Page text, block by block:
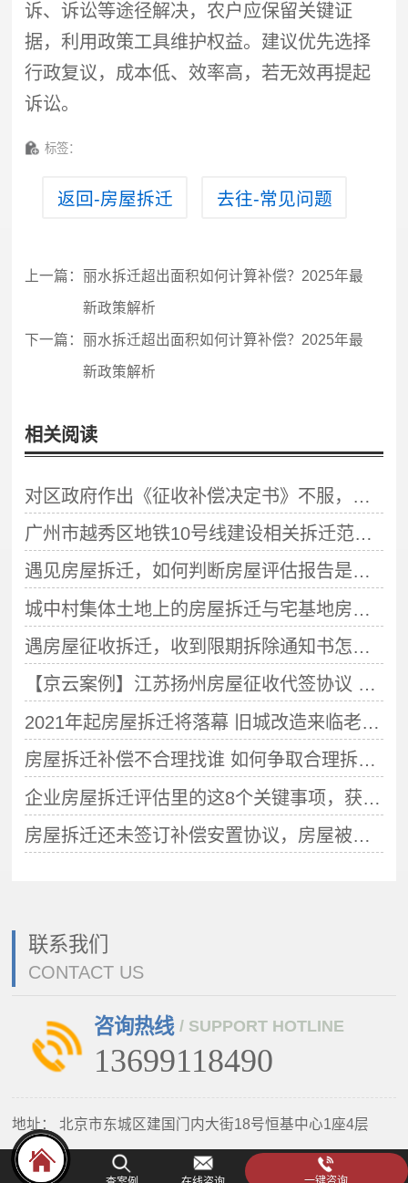
诉、诉讼等途径解决，农户应保留关键证
据，利用政策工具维护权益。建议优先选择
行政复议，成本低、效率高，若无效再提起
诉讼。
标签：
返回-房屋拆迁 去往-常见问题
上一篇： 丽水拆迁超出面积如何计算补偿？2025年最
新政策解析
下一篇： 丽水拆迁超出面积如何计算补偿？2025年最
新政策解析
相关阅读
对区政府作出《征收补偿决定书》不服，行政复议认定违法！
广州市越秀区地铁10号线建设相关拆迁范围及补偿方案已公布
遇见房屋拆迁，如何判断房屋评估报告是否合理？
城中村集体土地上的房屋拆迁与宅基地房屋拆迁及城市房屋拆迁补偿不同
遇房屋征收拆迁，收到限期拆除通知书怎么办？
【京云案例】江苏扬州房屋征收代签协议 法院判决撤销拆迁安置补偿协议！
2021年起房屋拆迁将落幕 旧城改造来临老房子都这样处理
房屋拆迁补偿不合理找谁 如何争取合理拆迁补偿费？
企业房屋拆迁评估里的这8个关键事项，获得拆迁补偿要注意了！
房屋拆迁还未签订补偿安置协议，房屋被偷拆了，该怎么办？还能争取补偿吗？
联系我们
CONTACT US
咨询热线 / SUPPORT HOTLINE
13699118490
地址：北京市东城区建国门内大街18号恒基中心1座4层